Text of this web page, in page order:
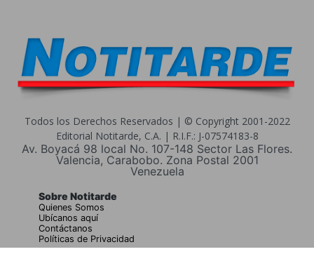
Todos los Derechos Reservados | © Copyright 2001-2022
Editorial Notitarde, C.A. | R.I.F.: J-07574183-8
Av. Boyacá 98 local No. 107-148 Sector Las Flores.
Valencia, Carabobo. Zona Postal 2001
Venezuela
Sobre Notitarde
Quienes Somos
Ubícanos aquí
Contáctanos
Políticas de Privacidad